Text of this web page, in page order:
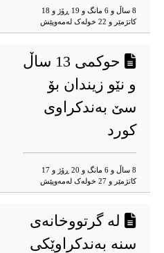
8 ساڵ و 6 مانگ و 19 ڕۆژ و 18
کاتژمێر و 22 خوله‌ک له‌مه‌وپێش‌
حوکمی 13 ساڵ
و نێو زیندان بۆ
سێ بەندکراوی
کورد
8 ساڵ و 6 مانگ و 20 ڕۆژ و 17
کاتژمێر و 27 خوله‌ک له‌مه‌وپێش‌
لە گرتووخانەی
سنە بەندکراوێکی